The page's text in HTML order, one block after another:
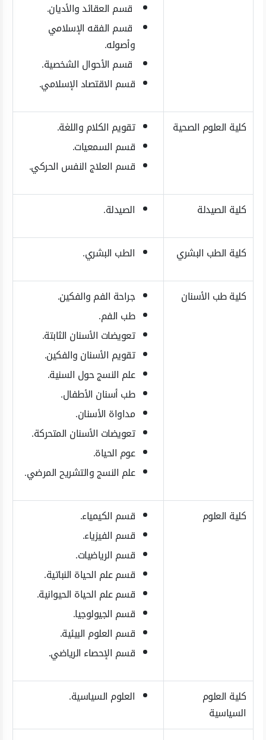
قسم العقائد والأديان.
قسم الفقه الإسلامي
وأصوله.
قسم الأحوال الشخصية.
قسم الاقتصاد الإسلامي.
كلية العلوم الصحية
تقويم الكلام واللغة.
قسم السمعيات.
قسم العلاج النفس الحركي.
كلية الصيدلة الصيدلة.
كلية الطب البشري الطب البشري.
كلية طب الأسنان
جراحة الفم والفكين.
طب الفم.
تعويضات الأسنان الثابتة.
تقويم الأسنان والفكين.
علم النسج حول السنية.
طب أسنان الأطفال.
مداواة الأسنان.
تعويضات الأسنان المتحركة.
عوم الحياة.
علم النسج والتشريح المرضي.
كلية العلوم
قسم الكيمياء.
قسم الفيزياء.
قسم الرياضيات.
قسم علم الحياة النباتية.
قسم علم الحياة الحيوانية.
قسم الجيولوجيا.
قسم العلوم البيئية.
قسم الإحصاء الرياضي.
كلية العلوم
السياسية
العلوم السياسية.